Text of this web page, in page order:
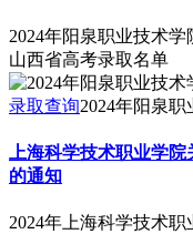
2024年阳泉职业技术
山西省高考录取名单
录取查询2024年阳泉
上海科学技术职业学
的通知
2024年上海科学技术